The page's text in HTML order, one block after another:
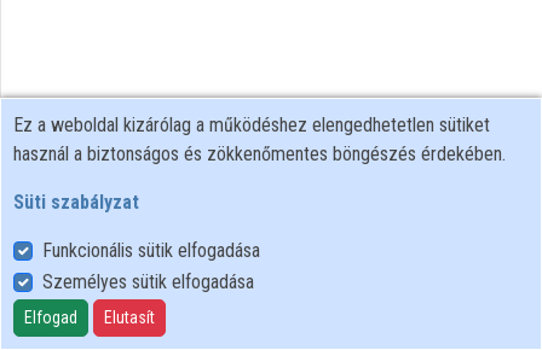
Felhasználói szabályzat
Adatkezelési tájékoztató
Süti szabályzat
Ez a weboldal kizárólag a működéshez elengedhetetlen sütiket
használ a biztonságos és zökkenőmentes böngészés érdekében.
Süti szabályzat
Funkcionális sütik elfogadása
Személyes sütik elfogadása
Elfogad Elutasít